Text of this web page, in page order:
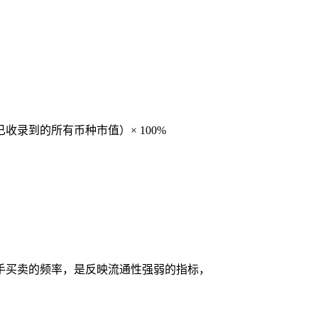
录到的所有币种市值）× 100%
卖的频率，是反映流通性强弱的指标，